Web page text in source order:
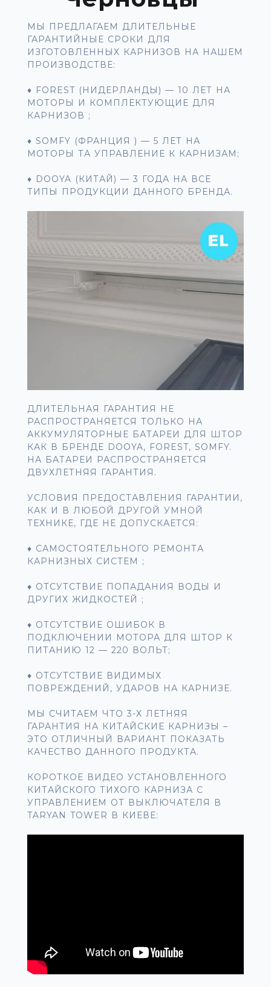
МЫ ПРЕДЛАГАЕМ ДЛИТЕЛЬНЫЕ
ГАРАНТИЙНЫЕ СРОКИ ДЛЯ
ИЗГОТОВЛЕННЫХ КАРНИЗОВ НА НАШЕМ
ПРОИЗВОДСТВЕ:
♦ FOREST (НИДЕРЛАНДЫ) — 10 ЛЕТ НА
МОТОРЫ И КОМПЛЕКТУЮЩИЕ ДЛЯ
КАРНИЗОВ ;
♦ SOMFY (ФРАНЦИЯ ) — 5 ЛЕТ НА
МОТОРЫ ТА УПРАВЛЕНИЕ К КАРНИЗАМ;
♦ DOOYA (КИТАЙ) — 3 ГОДА НА ВСЕ
ТИПЫ ПРОДУКЦИИ ДАННОГО БРЕНДА.
ДЛИТЕЛЬНАЯ ГАРАНТИЯ НЕ
РАСПРОСТРАНЯЕТСЯ ТОЛЬКО НА
АККУМУЛЯТОРНЫЕ БАТАРЕИ ДЛЯ ШТОР
КАК В БРЕНДЕ DOOYA, FOREST, SOMFY.
НА БАТАРЕИ РАСПРОСТРАНЯЕТСЯ
ДВУХЛЕТНЯЯ ГАРАНТИЯ.
УСЛОВИЯ ПРЕДОСТАВЛЕНИЯ ГАРАНТИИ,
КАК И В ЛЮБОЙ ДРУГОЙ УМНОЙ
ТЕХНИКЕ, ГДЕ НЕ ДОПУСКАЕТСЯ:
♦ САМОСТОЯТЕЛЬНОГО РЕМОНТА
КАРНИЗНЫХ СИСТЕМ ;
♦ ОТСУТСТВИЕ ПОПАДАНИЯ ВОДЫ И
ДРУГИХ ЖИДКОСТЕЙ ;
♦ ОТСУТСТВИЕ ОШИБОК В
ПОДКЛЮЧЕНИИ МОТОРА ДЛЯ ШТОР К
ПИТАНИЮ 12 — 220 ВОЛЬТ;
♦ ОТСУТСТВИЕ ВИДИМЫХ
ПОВРЕЖДЕНИЙ, УДАРОВ НА КАРНИЗЕ.
МЫ СЧИТАЕМ ЧТО 3-Х ЛЕТНЯЯ
ГАРАНТИЯ НА КИТАЙСКИЕ КАРНИЗЫ –
ЭТО ОТЛИЧНЫЙ ВАРИАНТ ПОКАЗАТЬ
КАЧЕСТВО ДАННОГО ПРОДУКТА.
КОРОТКОЕ ВИДЕО УСТАНОВЛЕННОГО
КИТАЙСКОГО ТИХОГО КАРНИЗА С
УПРАВЛЕНИЕМ ОТ ВЫКЛЮЧАТЕЛЯ В
TARYAN TOWER В КИЕВЕ: